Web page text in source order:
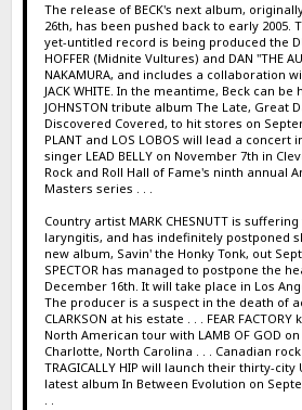
The release of BECK's next album,
26th, has been pushed back to early 2005.
yet-untitled record is being produced the
HOFFER (Midnite Vultures) and DAN "THE
NAKAMURA, and includes a collaboration
JACK WHITE. In the meantime, Beck can be
JOHNSTON tribute album The Late, Great
Discovered Covered, to hit stores on
PLANT and LOS LOBOS will lead a concert
singer LEAD BELLY on November 7th in
Rock and Roll Hall of Fame's ninth annual
Masters series . . .
Country artist MARK CHESNUTT is
laryngitis, and has indefinitely postponed
new album, Savin' the Honky Tonk, out
SPECTOR has managed to postpone the
December 16th. It will take place in Los
The producer is a suspect in the death of
CLARKSON at his estate . . . FEAR
North American tour with LAMB OF GOD
Charlotte, North Carolina . . . Canadian
TRAGICALLY HIP will launch their thirty-
latest album In Between Evolution on
. .